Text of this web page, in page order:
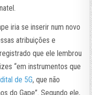
iria se inserir num novo
atribuições e
que ele lembrou
“em instrumentos que
de 5G, que não
do Gape”. Segundo ele,